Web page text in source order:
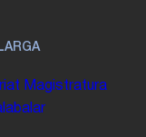
Magistratura